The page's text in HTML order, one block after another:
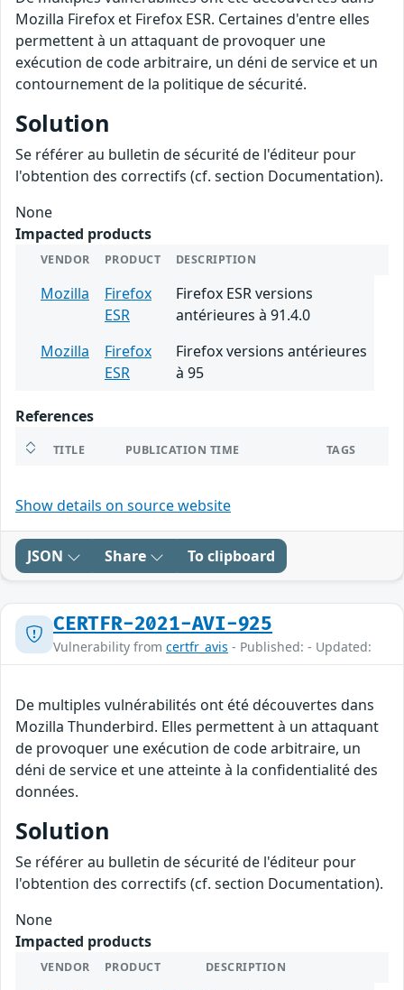
Mozilla Firefox et Firefox ESR. Certaines d'entre elles
permettent à un attaquant de provoquer une
exécution de code arbitraire, un déni de service et un
contournement de la politique de sécurité.
Solution
Se référer au bulletin de sécurité de l'éditeur pour
l'obtention des correctifs (cf. section Documentation).
None
Impacted products
VENDOR PRODUCT DESCRIPTION
Mozilla
Firefox
ESR
Firefox ESR versions
antérieures à 91.4.0
Mozilla
Firefox
ESR
Firefox versions antérieures
à 95
References
TITLE PUBLICATION TIME TAGS
Show details on source website
JSON Share To clipboard
CERTFR-2021-AVI-925
Vulnerability from certfr_avis - Published: - Updated:
De multiples vulnérabilités ont été découvertes dans
Mozilla Thunderbird. Elles permettent à un attaquant
de provoquer une exécution de code arbitraire, un
déni de service et une atteinte à la confidentialité des
données.
Solution
Se référer au bulletin de sécurité de l'éditeur pour
l'obtention des correctifs (cf. section Documentation).
None
Impacted products
VENDOR PRODUCT DESCRIPTION